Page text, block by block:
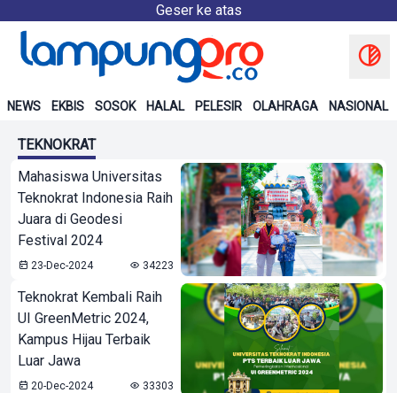
Geser ke atas
NEWS EKBIS SOSOK HALAL PELESIR OLAHRAGA NASIONAL
TEKNOKRAT
Mahasiswa Universitas
Teknokrat Indonesia Raih
Juara di Geodesi
Festival 2024
23-Dec-2024 34223
Teknokrat Kembali Raih
UI GreenMetric 2024,
Kampus Hijau Terbaik
Luar Jawa
20-Dec-2024 33303